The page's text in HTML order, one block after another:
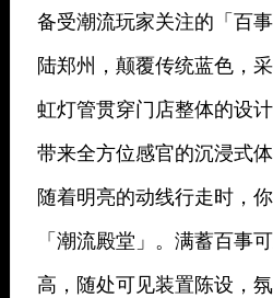
备受潮流玩家关注的「百
陆郑州，颠覆传统蓝色，
虹灯管贯穿门店整体的设
带来全方位感官的沉浸式
随着明亮的动线行走时，
「潮流殿堂」。满蓄百事
高，随处可见装置陈设，